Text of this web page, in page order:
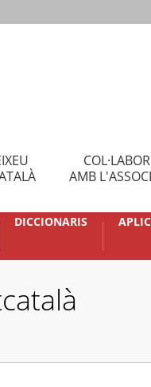
AMB
DICCIONARIS